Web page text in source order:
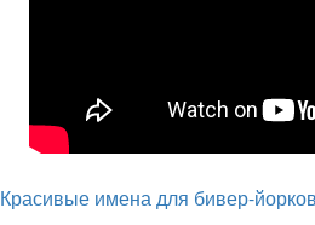
Красивые имена для бивер-